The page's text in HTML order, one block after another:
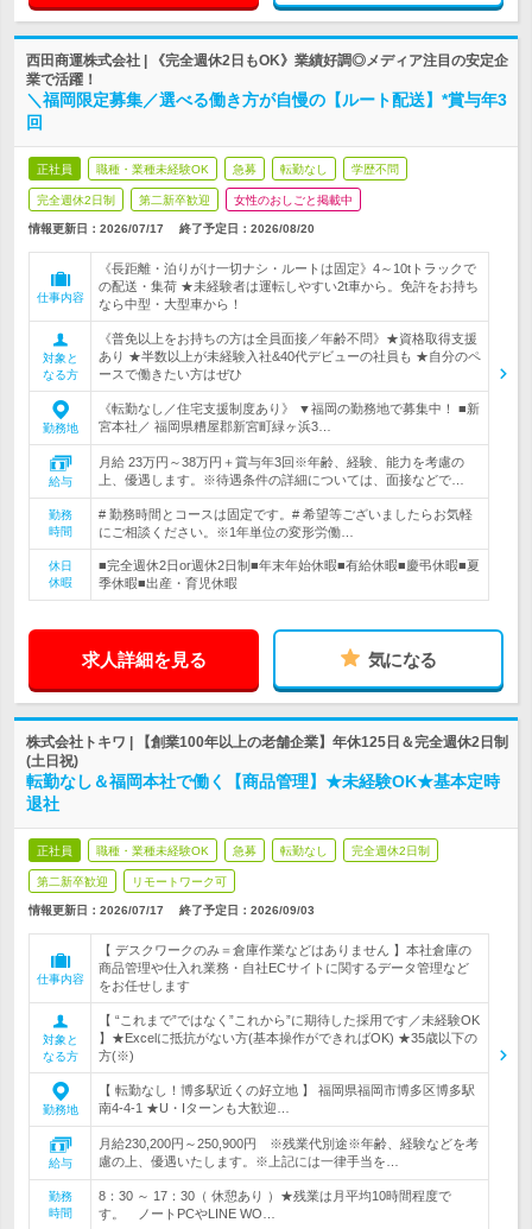
西田商運株式会社 | 《完全週休2日もOK》業績好調◎メディア注目の安定企
業で活躍！
＼福岡限定募集／選べる働き方が自慢の【ルート配送】*賞与年3
回
正社員 職種・業種未経験OK 急募 転勤なし 学歴不問
完全週休2日制 第二新卒歓迎 女性のおしごと掲載中
情報更新日：2026/07/17 終了予定日： 2026/08/20
仕事内容
《長距離・泊りがけ一切ナシ・ルートは固定》4～10tトラックで
の配送・集荷 ★未経験者は運転しやすい2t車から。免許をお持ち
なら中型・大型車から！
対象と
なる方
《普免以上をお持ちの方は全員面接／年齢不問》★資格取得支援
あり ★半数以上が未経験入社&40代デビューの社員も ★自分のペ
ースで働きたい方はぜひ
勤務地
《転勤なし／住宅支援制度あり》 ▼福岡の勤務地で募集中！ ■新
宮本社／ 福岡県糟屋郡新宮町緑ヶ浜3…
給与
月給 23万円～38万円＋賞与年3回※年齢、経験、能力を考慮の
上、優遇します。※待遇条件の詳細については、面接などで…
勤務
時間
# 勤務時間とコースは固定です。# 希望等ございましたらお気軽
にご相談ください。※1年単位の変形労働…
休日
休暇
■完全週休2日or週休2日制■年末年始休暇■有給休暇■慶弔休暇■夏
季休暇■出産・育児休暇
求人詳細を見る 気になる
株式会社トキワ | 【創業100年以上の老舗企業】年休125日＆完全週休2日制
(土日祝)
転勤なし＆福岡本社で働く【商品管理】★未経験OK★基本定時
退社
正社員 職種・業種未経験OK 急募 転勤なし 完全週休2日制
第二新卒歓迎 リモートワーク可
情報更新日：2026/07/17 終了予定日： 2026/09/03
仕事内容
【 デスクワークのみ＝倉庫作業などはありません 】本社倉庫の
商品管理や仕入れ業務・自社ECサイトに関するデータ管理など
をお任せします
対象と
なる方
【 “これまで”ではなく”これから”に期待した採用です／未経験OK
】★Excelに抵抗がない方(基本操作ができればOK) ★35歳以下の
方(※)
勤務地
【 転勤なし！博多駅近くの好立地 】 福岡県福岡市博多区博多駅
南4-4-1 ★U・Iターンも大歓迎…
給与
月給230,200円～250,900円 ※残業代別途※年齢、経験などを考
慮の上、優遇いたします。※上記には一律手当を…
勤務
時間
8：30 ～ 17：30（ 休憩あり ）★残業は月平均10時間程度で
す。 ノートPCやLINE WO…